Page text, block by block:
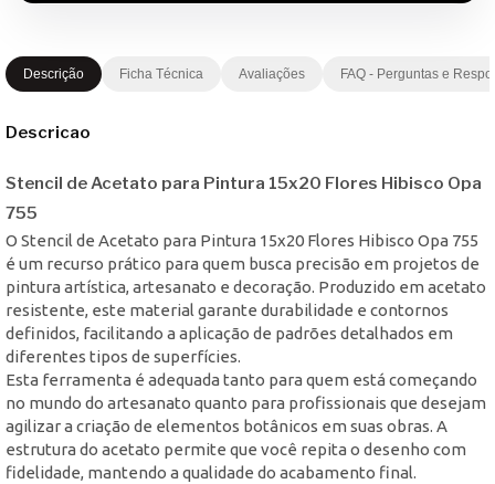
Descrição Ficha Técnica Avaliações FAQ - Perguntas e
Descricao
Stencil de Acetato para Pintura 15x20 Flores Hibisco Opa
755
O Stencil de Acetato para Pintura 15x20 Flores Hibisco Opa 755
é um recurso prático para quem busca precisão em projetos de
pintura artística, artesanato e decoração. Produzido em acetato
resistente, este material garante durabilidade e contornos
definidos, facilitando a aplicação de padrões detalhados em
diferentes tipos de superfícies.
Esta ferramenta é adequada tanto para quem está começando
no mundo do artesanato quanto para profissionais que desejam
agilizar a criação de elementos botânicos em suas obras. A
estrutura do acetato permite que você repita o desenho com
fidelidade, mantendo a qualidade do acabamento final.